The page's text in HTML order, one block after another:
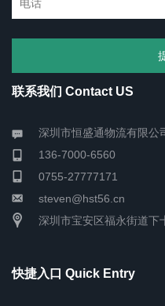
联系我们 Contact US
深圳市恒盛通物流有限公
136-7000-6560
0755-27777171
steven@hst56.cn
深圳市宝安区福永街道下
快捷入口 Quick Entry